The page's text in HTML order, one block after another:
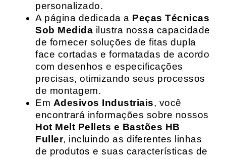
personalizado.
A página dedicada a Peças Técnicas
Sob Medida ilustra nossa capacidade
de fornecer soluções de fitas dupla
face cortadas e formatadas de acordo
com desenhos e especificações
precisas, otimizando seus processos
de montagem.
Em Adesivos Industriais, você
encontrará informações sobre nossos
Hot Melt Pellets e Bastões HB
Fuller, incluindo as diferentes linhas
de produtos e suas características de